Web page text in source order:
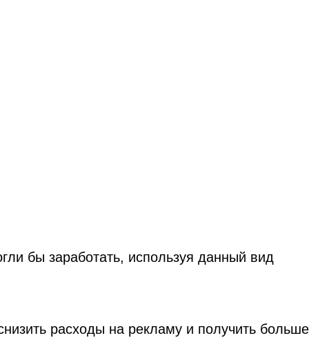
бы заработать, используя данный вид
расходы на рекламу и получить больше